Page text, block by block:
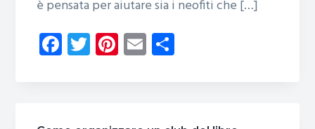
è pensata per aiutare sia i neofiti che […]
Fa
ce
T
wi
Pi
nt
E
m